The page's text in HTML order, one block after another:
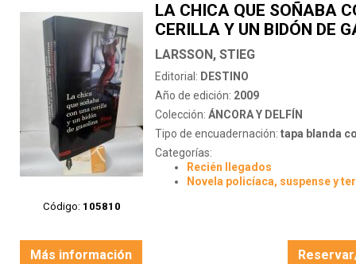
Código: 105810
LA CHICA QUE SOÑABA
CERILLA Y UN BIDÓN DE
MILLENNIUM 2
LARSSON, STIEG
Editorial: DESTINO
Año de edición: 2009
Colección: ÁNCORA Y DELFÍN
Tipo de encuadernación: tapa blanda
Categorías:
Recién llegados
Novela policíaca, suspense y
Más información